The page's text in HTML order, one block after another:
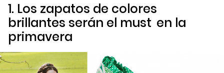
1. Los zapatos de colores
brillantes serán el must en la
primavera